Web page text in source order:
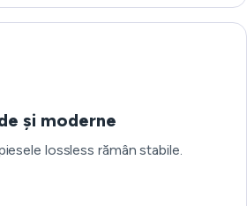
și moderne
lossless rămân stabile.